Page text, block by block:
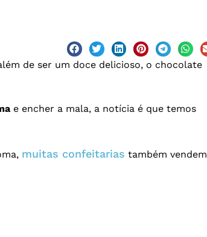
de ser um doce delicioso, o chocolate
e encher a mala, a notícia é que temos
muitas confeitarias também vendem